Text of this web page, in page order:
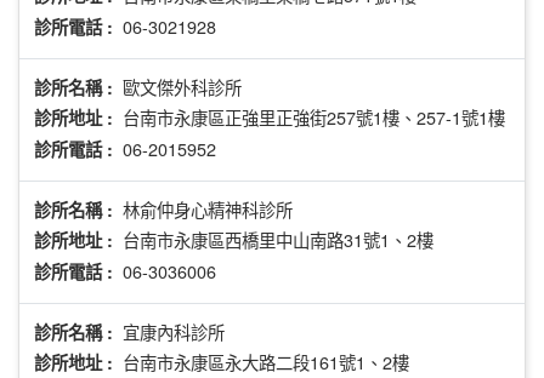
診所電話 : 06-3021928
診所名稱 : 歐文傑外科診所
診所地址 : 台南市永康區正強里正強街257號1樓、257-1號1樓
診所電話 : 06-2015952
診所名稱 : 林俞仲身心精神科診所
診所地址 : 台南市永康區西橋里中山南路31號1、2樓
診所電話 : 06-3036006
診所名稱 : 宜康內科診所
診所地址 : 台南市永康區永大路二段161號1、2樓